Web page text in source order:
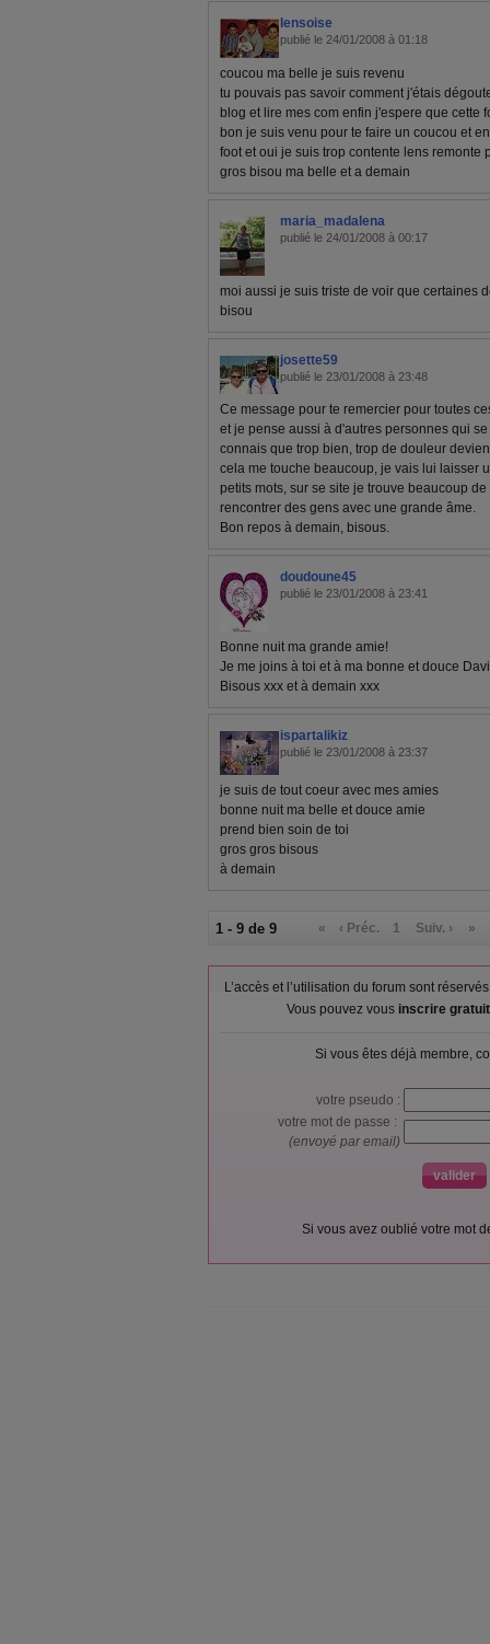
lensoise
publié le 24/01/2008 à 01:18
coucou ma belle je suis revenu
tu pouvais pas savoir comment j'étais
blog et lire mes com enfin j'espere que cette
bon je suis venu pour te faire un coucou et
foot et oui je suis trop contente lens remonte
gros bisou ma belle et a demain
maria_madalena
publié le 24/01/2008 à 00:17
moi aussi je suis triste de voir que certaines
bisou
josette59
publié le 23/01/2008 à 23:48
Ce message pour te remercier pour toutes
et je pense aussi à d'autres personnes qui
connais que trop bien, trop de douleur
cela me touche beaucoup, je vais lui laisser
petits mots, sur se site je trouve beaucoup
rencontrer des gens avec une grande âme.
Bon repos à demain, bisous.
doudoune45
publié le 23/01/2008 à 23:41
Bonne nuit ma grande amie!
Je me joins à toi et à ma bonne et douce
Bisous xxx et à demain xxx
ispartalikiz
publié le 23/01/2008 à 23:37
je suis de tout coeur avec mes amies
bonne nuit ma belle et douce amie
prend bien soin de toi
gros gros bisous
à demain
1 - 9 de 9 « ‹ Préc. 1 Suiv. › »
L’accès et l’utilisation du forum sont
Vous pouvez vous inscrire
Si vous êtes déjà membre,
votre pseudo :
votre mot de passe :
(envoyé par email)
Si vous avez oublié votre mot